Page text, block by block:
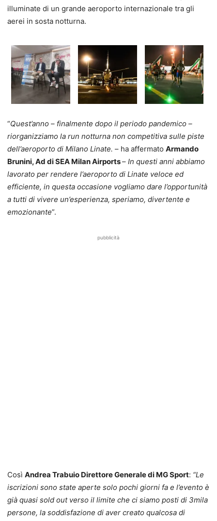
illuminate di un grande aeroporto internazionale tra gli
aerei in sosta notturna.
“Quest’anno – finalmente dopo il periodo pandemico –
riorganizziamo la run notturna non competitiva sulle piste
dell’aeroporto di Milano Linate. – ha affermato Armando
Brunini, Ad di SEA Milan Airports– In questi anni abbiamo
lavorato per rendere l’aeroporto di Linate veloce ed
efficiente, in questa occasione vogliamo dare l’opportunità
a tutti di vivere un’esperienza, speriamo, divertente e
emozionante”.
pubblicità
Così Andrea Trabuio Direttore Generale di MG Sport: “Le
iscrizioni sono state aperte solo pochi giorni fa e l’evento è
già quasi sold out verso il limite che ci siamo posti di 3mila
persone, la soddisfazione di aver creato qualcosa di